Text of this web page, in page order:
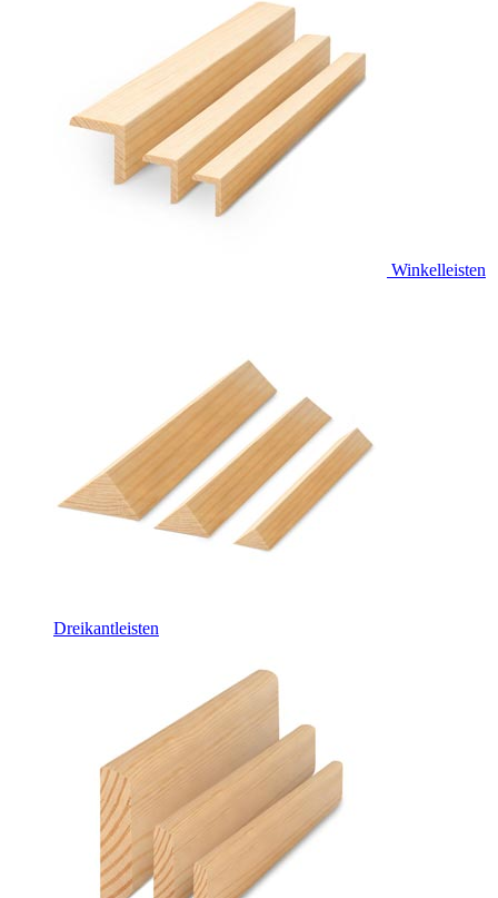
Winkelleisten
Dreikantleisten